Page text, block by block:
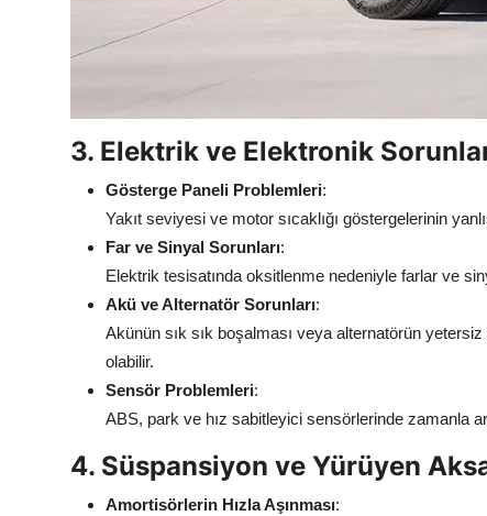
3. Elektrik ve Elektronik
Gösterge Paneli Problemleri:
Yakıt seviyesi ve motor sıcaklığı göstergelerinin
Far ve Sinyal Sorunları:
Elektrik tesisatında oksitlenme nedeniyle farlar ve
Akü ve Alternatör Sorunları:
Akünün sık sık boşalması veya alternatörün
olabilir.
Sensör Problemleri:
ABS, park ve hız sabitleyici sensörlerinde zamanla
4. Süspansiyon ve Yürüyen
Amortisörlerin Hızla Aşınması: